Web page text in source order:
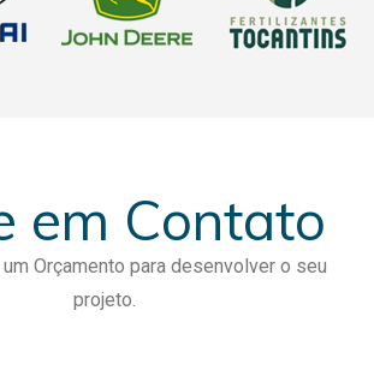
em Contato
Orçamento para desenvolver o seu
projeto.